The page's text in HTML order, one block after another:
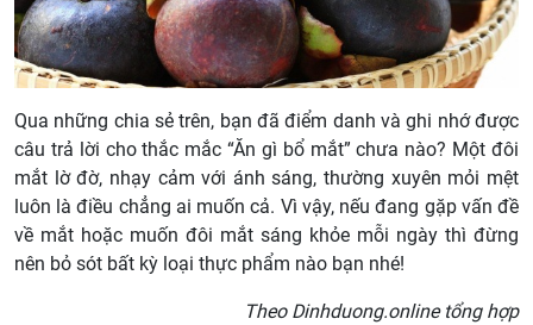
Qua những chia sẻ trên, bạn đã điểm danh và ghi nhớ được
câu trả lời cho thắc mắc “Ăn gì bổ mắt” chưa nào? Một đôi
mắt lờ đờ, nhạy cảm với ánh sáng, thường xuyên mỏi mệt
luôn là điều chẳng ai muốn cả. Vì vậy, nếu đang gặp vấn đề
về mắt hoặc muốn đôi mắt sáng khỏe mỗi ngày thì đừng
nên bỏ sót bất kỳ loại thực phẩm nào bạn nhé!
Theo Dinhduong.online tổng hợp